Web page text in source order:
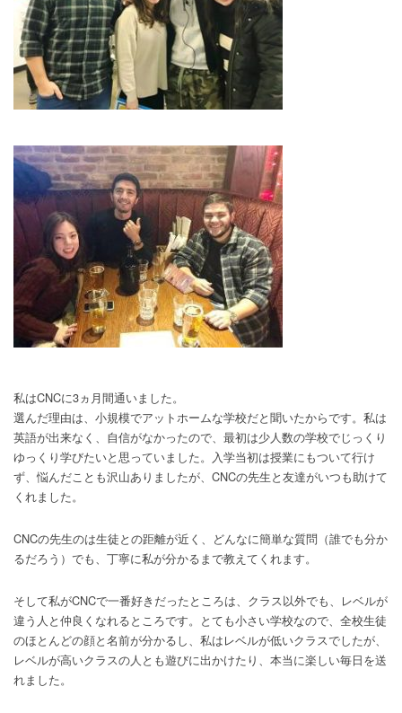
私はCNCに3ヵ月間通いました。
選んだ理由は、小規模でアットホームな学校だと聞いたからです。私は
英語が出来なく、自信がなかったので、最初は少人数の学校でじっくり
ゆっくり学びたいと思っていました。入学当初は授業にもついて行け
ず、悩んだことも沢山ありましたが、CNCの先生と友達がいつも助けて
くれました。
CNCの先生のは生徒との距離が近く、どんなに簡単な質問（誰でも分か
るだろう）でも、丁寧に私が分かるまで教えてくれます。
そして私がCNCで一番好きだったところは、クラス以外でも、レベルが
違う人と仲良くなれるところです。とても小さい学校なので、全校生徒
のほとんどの顔と名前が分かるし、私はレベルが低いクラスでしたが、
レベルが高いクラスの人とも遊びに出かけたり、本当に楽しい毎日を送
れました。